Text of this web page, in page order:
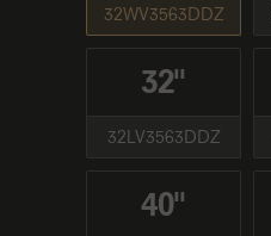
32WV3563DDZ
32''
32LV3563DDZ
40''